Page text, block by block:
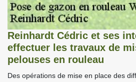
Reinhardt Cédric et ses
effectuer les travaux de
pelouses en rouleau
Des opérations de mise en place des